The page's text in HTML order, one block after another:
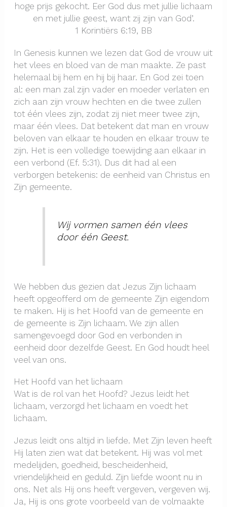
hoge prijs gekocht. Eer God dus met jullie lichaam
en met jullie geest, want zij zijn van God’.
1 Korintiërs 6:19, BB
In Genesis kunnen we lezen dat God de vrouw uit
het vlees en bloed van de man maakte. Ze past
helemaal bij hem en hij bij haar. En God zei toen
al: een man zal zijn vader en moeder verlaten en
zich aan zijn vrouw hechten en die twee zullen
tot één vlees zijn, zodat zij niet meer twee zijn,
maar één vlees. Dat betekent dat man en vrouw
beloven van elkaar te houden en elkaar trouw te
zijn. Het is een volledige toewijding aan elkaar in
een verbond (Ef. 5:31). Dus dit had al een
verborgen betekenis: de eenheid van Christus en
Zijn gemeente.
Wij vormen samen één vlees
door één Geest.
We hebben dus gezien dat Jezus Zijn lichaam
heeft opgeofferd om de gemeente Zijn eigendom
te maken. Hij is het Hoofd van de gemeente en
de gemeente is Zijn lichaam. We zijn allen
samengevoegd door God en verbonden in
eenheid door dezelfde Geest. En God houdt heel
veel van ons.
Het Hoofd van het lichaam
Wat is de rol van het Hoofd? Jezus leidt het
lichaam, verzorgd het lichaam en voedt het
lichaam.
Jezus leidt ons altijd in liefde. Met Zijn leven heeft
Hij laten zien wat dat betekent. Hij was vol met
medelijden, goedheid, bescheidenheid,
vriendelijkheid en geduld. Zijn liefde woont nu in
ons. Net als Hij ons heeft vergeven, vergeven wij.
Ja, Hij is ons grote voorbeeld van de volmaakte